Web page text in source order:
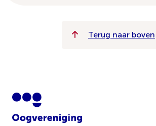
Terug naar boven